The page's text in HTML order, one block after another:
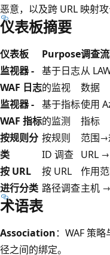
恶意，以及跨 URL 映射攻
仪表板摘要
仪表板 Purpose调查
监视器 -
WAF 日志
基于日志
的监视
从
数据
监视器 -
WAF 指标
基于指标
的监测
使用
指标
按规则分
类
按规则
ID 调查
范围
URL
按 URL
进行分类
按 URL
路径调查
作用
主机
术语表
Association：WAF 策
径之间的绑定。